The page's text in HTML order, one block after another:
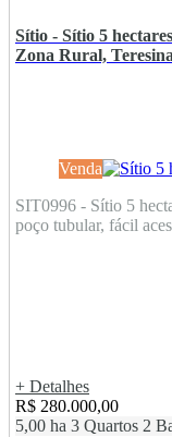
Sítio - Sítio 5 hectares
Zona Rural,
Venda
SIT0996 - Sítio 5
poço tubular, fácil
+ Detalhes
R$ 280.000,00
5,00 ha 3 Quartos 2